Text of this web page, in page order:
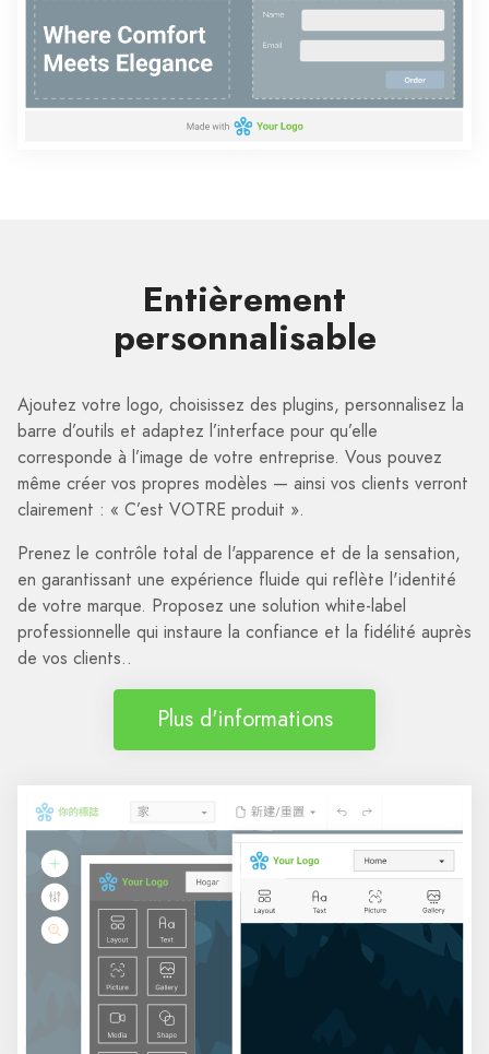
Entièrement
personnalisable
Ajoutez votre logo, choisissez des plugins, personnalisez la
barre d’outils et adaptez l’interface pour qu’elle
corresponde à l’image de votre entreprise. Vous pouvez
même créer vos propres modèles — ainsi vos clients verront
clairement : « C’est VOTRE produit ».
Prenez le contrôle total de l'apparence et de la sensation,
en garantissant une expérience fluide qui reflète l'identité
de votre marque. Proposez une solution white-label
professionnelle qui instaure la confiance et la fidélité auprès
de vos clients..
Plus d'informations